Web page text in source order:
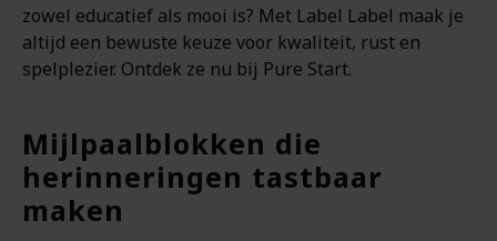
zowel educatief als mooi is? Met Label Label maak je
altijd een bewuste keuze voor kwaliteit, rust en
spelplezier. Ontdek ze nu bij Pure Start.
Mijlpaalblokken die
herinneringen tastbaar
maken